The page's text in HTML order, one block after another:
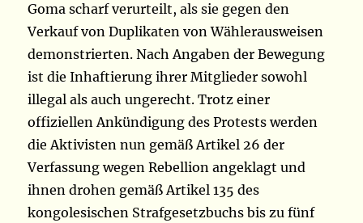
Goma scharf verurteilt, als sie gegen den
Verkauf von Duplikaten von Wählerausweisen
demonstrierten. Nach Angaben der Bewegung
ist die Inhaftierung ihrer Mitglieder sowohl
illegal als auch ungerecht. Trotz einer
offiziellen Ankündigung des Protests werden
die Aktivisten nun gemäß Artikel 26 der
Verfassung wegen Rebellion angeklagt und
ihnen drohen gemäß Artikel 135 des
kongolesischen Strafgesetzbuchs bis zu fünf